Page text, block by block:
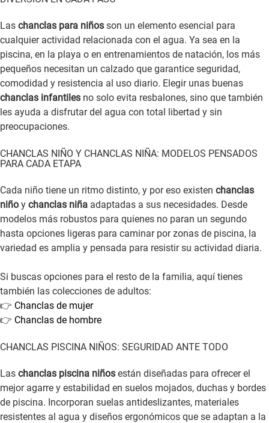
Las chanclas para niños son un elemento esencial para
cualquier actividad relacionada con el agua. Ya sea en la
piscina, en la playa o en entrenamientos de natación, los más
pequeños necesitan un calzado que garantice seguridad,
comodidad y resistencia al uso diario. Elegir unas buenas
chanclas infantiles no solo evita resbalones, sino que también
les ayuda a disfrutar del agua con total libertad y sin
preocupaciones.
CHANCLAS NIÑO Y CHANCLAS NIÑA: MODELOS PENSADOS
PARA CADA ETAPA
Cada niño tiene un ritmo distinto, y por eso existen chanclas
niño y chanclas niña adaptadas a sus necesidades. Desde
modelos más robustos para quienes no paran un segundo
hasta opciones ligeras para caminar por zonas de piscina, la
variedad es amplia y pensada para resistir su actividad diaria.
Si buscas opciones para el resto de la familia, aquí tienes
también las colecciones de adultos:
👉 Chanclas de mujer
👉 Chanclas de hombre
CHANCLAS PISCINA NIÑOS: SEGURIDAD ANTE TODO
Las chanclas piscina niños están diseñadas para ofrecer el
mejor agarre y estabilidad en suelos mojados, duchas y bordes
de piscina. Incorporan suelas antideslizantes, materiales
resistentes al agua y diseños ergonómicos que se adaptan a la